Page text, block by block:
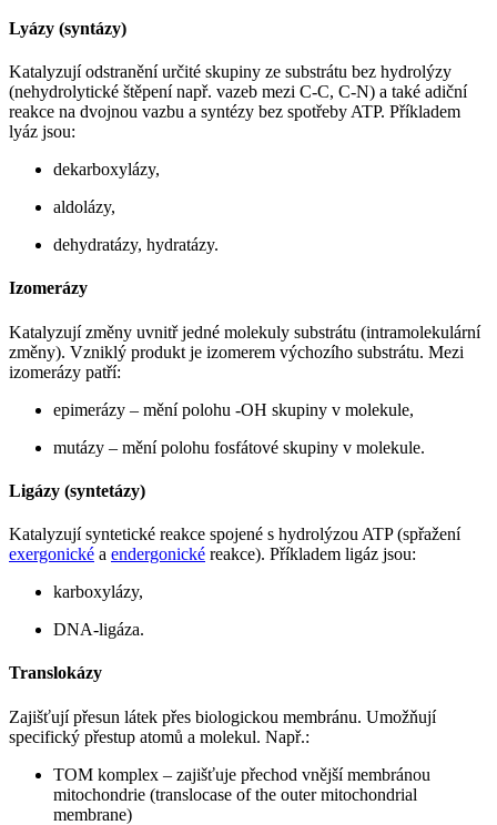
Lyázy (syntázy)
Katalyzují odstranění určité skupiny ze substrátu bez hydrolýzy
(nehydrolytické štěpení např. vazeb mezi C-C, C-N) a také adiční
reakce na dvojnou vazbu a syntézy bez spotřeby ATP. Příkladem
lyáz jsou:
dekarboxylázy,
aldolázy,
dehydratázy, hydratázy.
Izomerázy
Katalyzují změny uvnitř jedné molekuly substrátu (intramolekulární
změny). Vzniklý produkt je izomerem výchozího substrátu. Mezi
izomerázy patří:
epimerázy – mění polohu -OH skupiny v molekule,
mutázy – mění polohu fosfátové skupiny v molekule.
Ligázy (syntetázy)
Katalyzují syntetické reakce spojené s hydrolýzou ATP (spřažení
exergonické a endergonické reakce). Příkladem ligáz jsou:
karboxylázy,
DNA-ligáza.
Translokázy
Zajišťují přesun látek přes biologickou membránu. Umožňují
specifický přestup atomů a molekul. Např.:
TOM komplex – zajišťuje přechod vnější membránou
mitochondrie (translocase of the outer mitochondrial
membrane)